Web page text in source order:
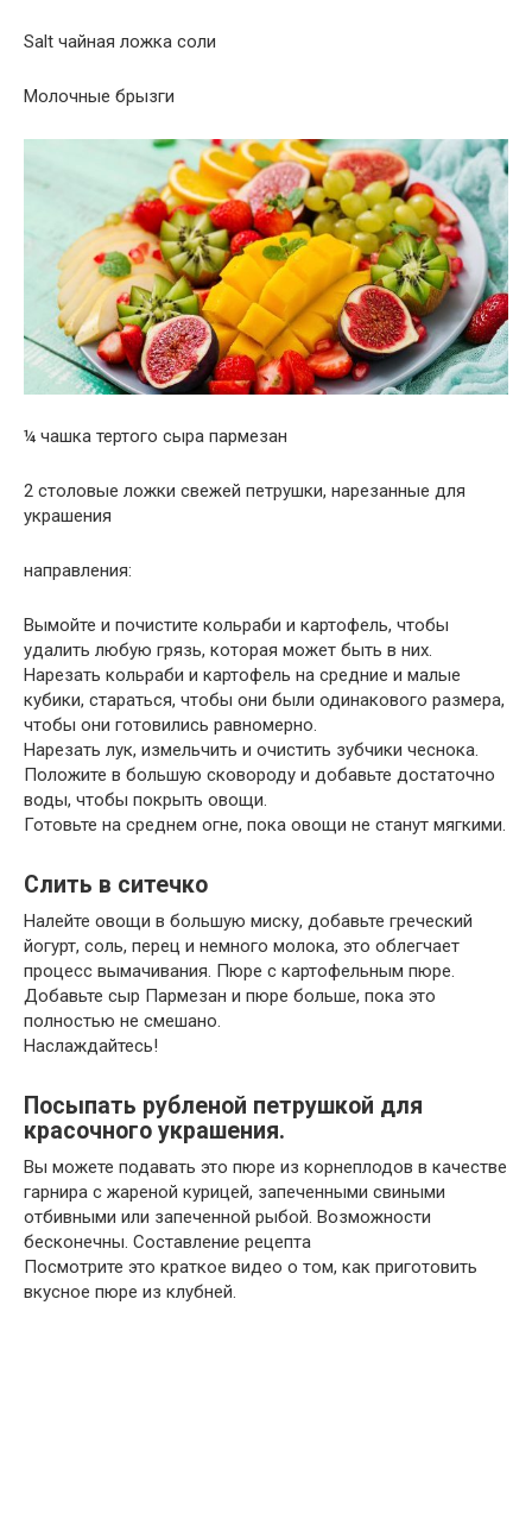
Salt чайная ложка соли
Молочные брызги
¼ чашка тертого сыра пармезан
2 столовые ложки свежей петрушки, нарезанные для
украшения
направления:
Вымойте и почистите кольраби и картофель, чтобы
удалить любую грязь, которая может быть в них.
Нарезать кольраби и картофель на средние и малые
кубики, стараться, чтобы они были одинакового размера,
чтобы они готовились равномерно.
Нарезать лук, измельчить и очистить зубчики чеснока.
Положите в большую сковороду и добавьте достаточно
воды, чтобы покрыть овощи.
Готовьте на среднем огне, пока овощи не станут мягкими.
Слить в ситечко
Налейте овощи в большую миску, добавьте греческий
йогурт, соль, перец и немного молока, это облегчает
процесс вымачивания. Пюре с картофельным пюре.
Добавьте сыр Пармезан и пюре больше, пока это
полностью не смешано.
Наслаждайтесь!
Посыпать рубленой петрушкой для
красочного украшения.
Вы можете подавать это пюре из корнеплодов в качестве
гарнира с жареной курицей, запеченными свиными
отбивными или запеченной рыбой. Возможности
бесконечны. Составление рецепта
Посмотрите это краткое видео о том, как приготовить
вкусное пюре из клубней.